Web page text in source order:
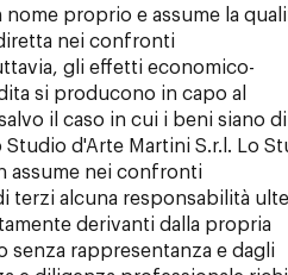
proprio e assume la
nei confronti
gli effetti economico-
si producono in capo al
il caso in cui i beni siano di
d'Arte Martini S.r.l. Lo
assume nei confronti
terzi alcuna responsabilità
derivanti dalla propria
senza rappresentanza e dagli